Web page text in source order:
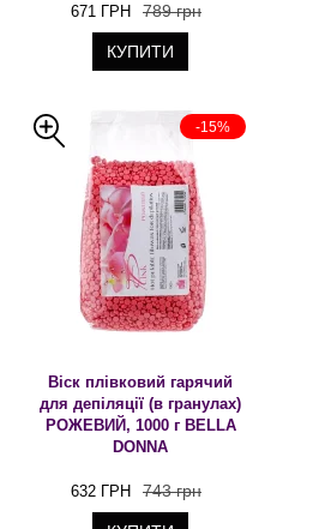
671 ГРН 789 грн
КУПИТИ
-15%
Віск плівковий гарячий
для депіляції (в гранулах)
РОЖЕВИЙ, 1000 г BELLA
DONNA
632 ГРН 743 грн